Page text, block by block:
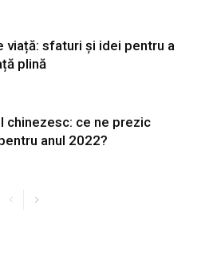
viață: sfaturi și idei pentru a
plină
chinezesc: ce ne prezic
anul 2022?